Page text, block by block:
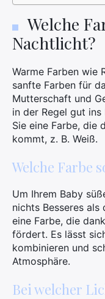
Welche
Nachtlicht?
Warme Farben wie
sanfte Farben für
Mutterschaft und
in der Regel gut
Sie eine Farbe, die
kommt, z. B. Weiß.
Welche Farbe
Um Ihrem Baby
nichts Besseres als
eine Farbe, die
fördert. Es lässt
kombinieren und
Atmosphäre.
Bei welcher